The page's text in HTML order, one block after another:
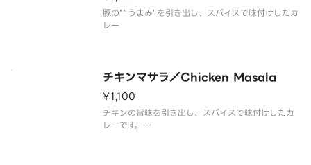
豚の””うまみ”を引き出し、スパイスで味付けしたカ
レー
チキンマサラ／Chicken Masala
¥1,100
チキンの旨味を引き出し、スパイスで味付けしたカ
レーです。